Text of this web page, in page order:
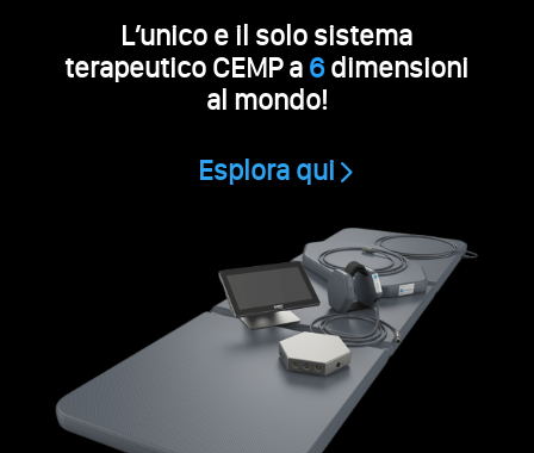
L’unico e il solo sistema
terapeutico CEMP a 6dimensioni
al mondo!
Esplora qui